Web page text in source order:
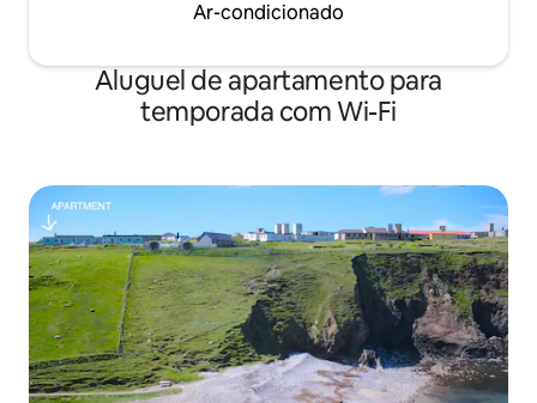
Ar-condicionado
Aluguel de apartamento para
temporada com Wi-Fi